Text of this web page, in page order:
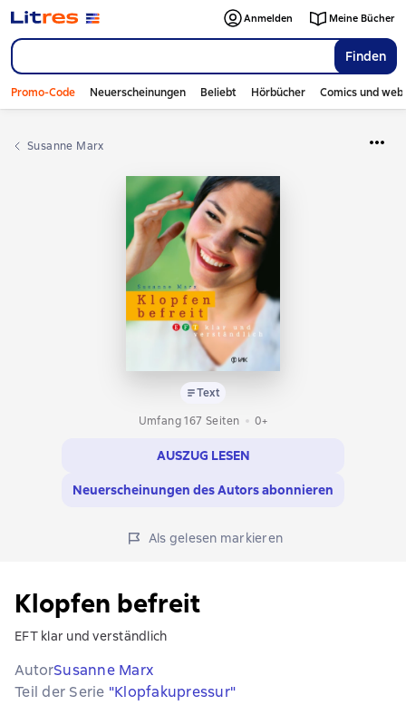
Finden
Anmelden Meine Bücher
Promo-Code Neuerscheinungen Beliebt Hörbücher Comics und
Susanne Marx
Text
Umfang 167 Seiten
0+
AUSZUG LESEN
Neuerscheinungen des Autors abonnieren
Als gelesen markieren
Klopfen befreit
EFT klar und verständlich
AutorSusanne Marx
Teil der Serie "Klopfakupressur"